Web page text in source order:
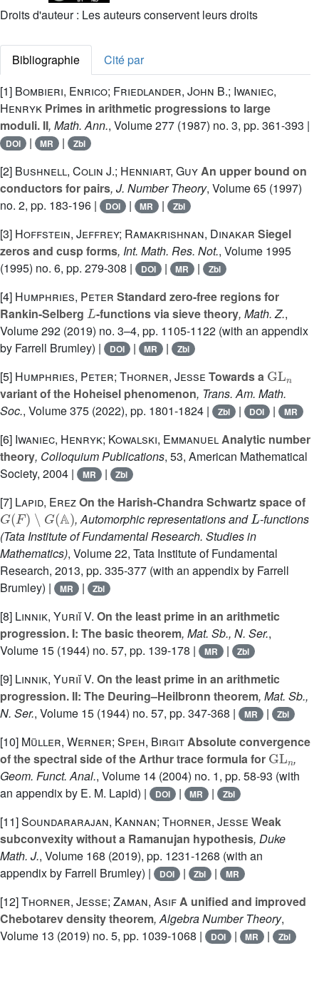
Droits d'auteur : Les auteurs conservent leurs droits
Bibliographie
Cité par
[1] Bombieri, Enrico; Friedlander, John B.; Iwaniec,
Henryk Primes in arithmetic progressions to large
moduli. II, Math. Ann., Volume 277 (1987) no. 3, pp. 361-393 |
DOI | MR | Zbl
[2] Bushnell, Colin J.; Henniart, GuyAn upper bound on
conductors for pairs, J. Number Theory, Volume 65 (1997)
no. 2, pp. 183-196 |
DOI | MR | Zbl
[3] Hoffstein, Jeffrey; Ramakrishnan, Dinakar Siegel
zeros and cusp forms, Int. Math. Res. Not., Volume 1995
(1995) no. 6, pp. 279-308 |
DOI | MR | Zbl
[4] Humphries, Peter Standard zero-free regions for
Rankin-Selberg
L
-functions via sieve theory, Math. Z.,
Volume 292 (2019) no. 3–4, pp. 1105-1122 (with an appendix
by Farrell Brumley) |
DOI | MR | Zbl
[5] Humphries, Peter; Thorner, Jesse Towards a
variant of the Hoheisel phenomenon, Trans. Am. Math.
Soc., Volume 375 (2022), pp. 1801-1824 | Zbl | DOI | MR
[6] Iwaniec, Henryk; Kowalski, EmmanuelAnalytic number
theory, Colloquium Publications, 53, American Mathematical
Society, 2004 |
MR | Zbl
[7] Lapid, ErezOn the Harish-Chandra Schwartz space of
G(F)∖G (𝔸)
, Automorphic representations and
L
-functions
(Tata Institute of Fundamental Research. Studies in
Mathematics), Volume 22, Tata Institute of Fundamental
Research, 2013, pp. 335-377 (with an appendix by Farrell
Brumley) |
MR | Zbl
[8] Linnik, Yuriĭ V. On the least prime in an arithmetic
progression. I: The basic theorem, Mat. Sb., N. Ser.,
Volume 15 (1944) no. 57, pp. 139-178 | MR | Zbl
[9] Linnik, Yuriĭ V. On the least prime in an arithmetic
progression. II: The Deuring–Heilbronn theorem, Mat. Sb.,
N. Ser., Volume 15 (1944) no. 57, pp. 347-368 | MR | Zbl
[10] Müller, Werner; Speh, BirgitAbsolute convergence
of the spectral side of the Arthur trace formula for
GLn
,
Geom. Funct. Anal., Volume 14 (2004) no. 1, pp. 58-93 (with
an appendix by E. M. Lapid) |
DOI | MR | Zbl
[11]Soundararajan, Kannan; Thorner, Jesse Weak
subconvexity without a Ramanujan hypothesis, Duke
Math. J., Volume 168 (2019), pp. 1231-1268 (with an
appendix by Farrell Brumley) |
DOI | Zbl | MR
[12]Thorner, Jesse; Zaman, AsifA unified and improved
Chebotarev density theorem, Algebra Number Theory,
Volume 13 (2019) no. 5, pp. 1039-1068 | DOI | MR | Zbl